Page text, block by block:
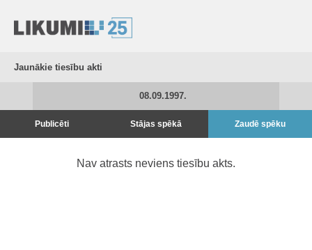
Jaunākie tiesību akti
08.09.1997.
Publicēti Stājas spēkā Zaudē spēku
Nav atrasts neviens tiesību akts.